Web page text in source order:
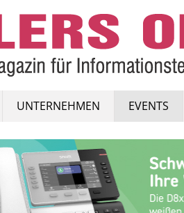
UNTERNEHMEN EVENTS